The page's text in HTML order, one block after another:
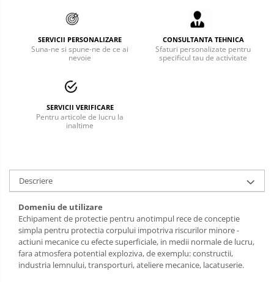
Cizme de protectie
Incaltaminte ESD
Pantofi fara protectie
Manecute
Manusi fibre speciale
Manusi fibre speciale impregnate
Manusi latex
SERVICII PERSONALIZARE
Suna-ne si spune-ne de ce ai
nevoie
CONSULTANTA TEHNICA
Sfaturi personalizate pentru
specificul tau de activitate
SERVICII VERIFICARE
Pentru articole de lucru la
inaltime
Descriere
Domeniu de utilizare
Echipament de protectie pentru anotimpul rece de conceptie
simpla pentru protectia corpului impotriva riscurilor minore -
actiuni mecanice cu efecte superficiale, in medii normale de lucru,
fara atmosfera potential exploziva, de exemplu: constructii,
industria lemnului, transporturi, ateliere mecanice, lacatuserie.